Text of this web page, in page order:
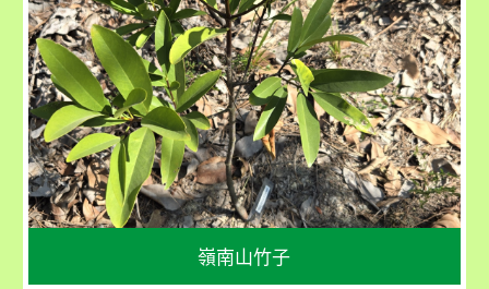
嶺南山竹子
學名
Garcinia oblongifolia
花期：4 - 5 月
果期：10 - 12 月